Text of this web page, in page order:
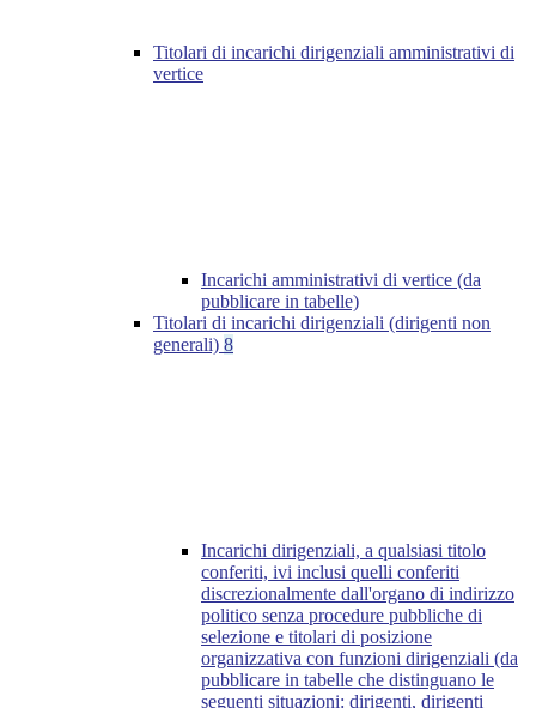
Titolari di incarichi dirigenziali amministrativi di
vertice
Incarichi amministrativi di vertice (da
pubblicare in tabelle)
Titolari di incarichi dirigenziali (dirigenti non
generali) 8
Incarichi dirigenziali, a qualsiasi titolo
conferiti, ivi inclusi quelli conferiti
discrezionalmente dall'organo di indirizzo
politico senza procedure pubbliche di
selezione e titolari di posizione
organizzativa con funzioni dirigenziali (da
pubblicare in tabelle che distinguano le
seguenti situazioni: dirigenti, dirigenti